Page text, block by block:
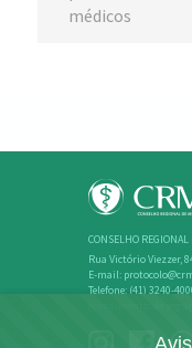
médicos
CONSELHO REGIONAL
Rua Victório Viezzer,
E-mail:
Telefone: (41) 3240-